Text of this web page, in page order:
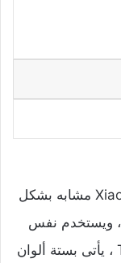
يأتى تصميم سوار اللياقة Xiaomi Mi Band 5 مشابه بشكل
كبير للإصدار السابق Xiaomi Mi Band 5، ويستخدم نفس
السوار البلاستيكي المطاط من مادة TPU ، يأتى بستة ألوان